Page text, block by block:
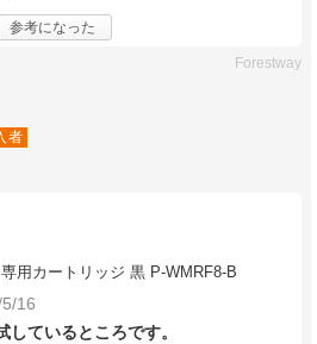
参考になった
Forestway
者
用カートリッジ 黒 P-WMRF8-B
16
ているところです。